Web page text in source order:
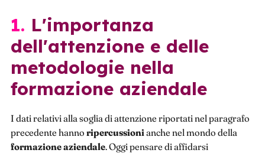
1. L'importanza
dell'attenzione e delle
metodologie nella
formazione aziendale
I dati relativi alla soglia di attenzione riportati nel paragrafo
precedente hanno ripercussioni anche nel mondo della
formazioneaziendale. Oggi pensare di affidarsi